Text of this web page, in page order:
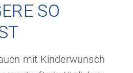
SO
mit Kinderwunsch